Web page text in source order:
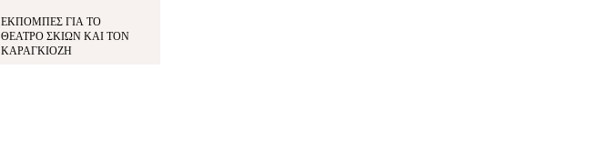
ΕΚΠΟΜΠΕΣ ΓΙΑ ΤΟ
ΘΕΑΤΡΟ ΣΚΙΩΝ ΚΑΙ ΤΟΝ
ΚΑΡΑΓΚΙΟΖΗ